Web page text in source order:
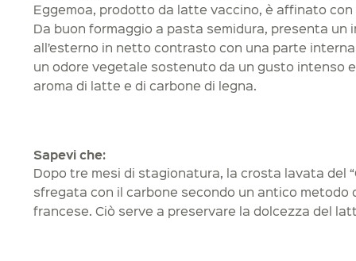
Eggemoa, prodotto da latte vaccino, è affinato
Da buon formaggio a pasta semidura, presenta un
all’esterno in netto contrasto con una parte
un odore vegetale sostenuto da un gusto intenso
aroma di latte e di carbone di legna.
Sapevi che:
Dopo tre mesi di stagionatura, la crosta lavata del
sfregata con il carbone secondo un antico metodo
francese. Ciò serve a preservare la dolcezza del